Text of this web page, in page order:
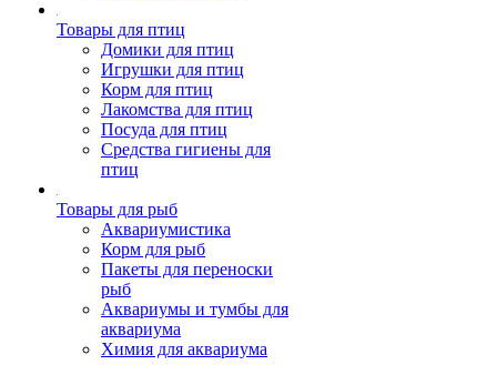
Товары для птиц
Домики для птиц
Игрушки для птиц
Корм для птиц
Лакомства для птиц
Посуда для птиц
Средства гигиены для
птиц
Товары для рыб
Аквариумистика
Корм для рыб
Пакеты для переноски
рыб
Аквариумы и тумбы для
аквариума
Химия для аквариума